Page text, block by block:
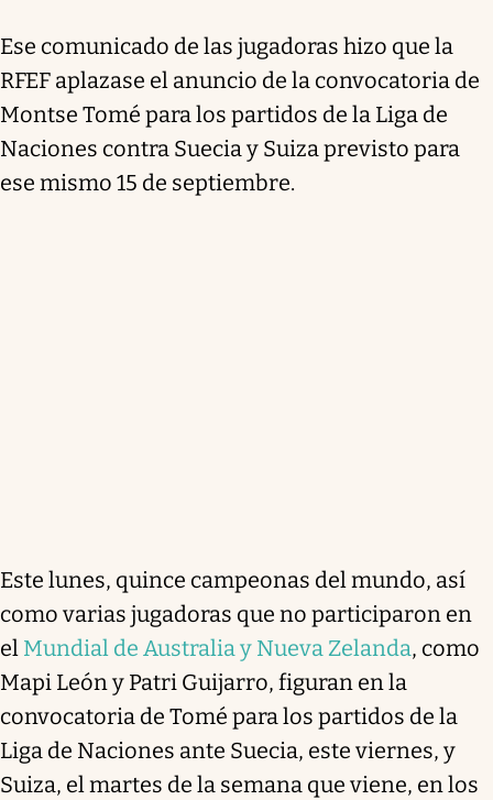
Ese comunicado de las jugadoras hizo que la
RFEF aplazase el anuncio de la convocatoria de
Montse Tomé para los partidos de la Liga de
Naciones contra Suecia y Suiza previsto para
ese mismo 15 de septiembre.
Este lunes, quince campeonas del mundo, así
como varias jugadoras que no participaron en
el Mundial de Australia y Nueva Zelanda, como
Mapi León y Patri Guijarro, figuran en la
convocatoria de Tomé para los partidos de la
Liga de Naciones ante Suecia, este viernes, y
Suiza, el martes de la semana que viene, en los